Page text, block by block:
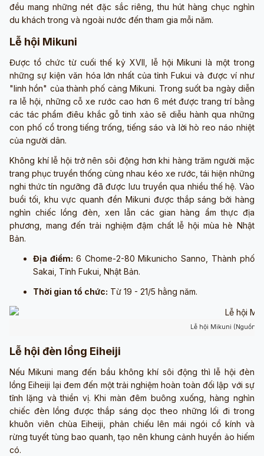
đều mang những nét đặc sắc riêng, thu hút hàng chục nghìn
du khách trong và ngoài nước đến tham gia mỗi năm.
Lễ hội Mikuni
Được tổ chức từ cuối thế kỷ XVII, lễ hội Mikuni là một trong
những sự kiện văn hóa lớn nhất của tỉnh Fukui và được ví như
"linh hồn" của thành phố cảng Mikuni. Trong suốt ba ngày diễn
ra lễ hội, những cỗ xe rước cao hơn 6 mét được trang trí bằng
các tác phẩm điêu khắc gỗ tinh xảo sẽ diễu hành qua những
con phố cổ trong tiếng trống, tiếng sáo và lời hò reo náo nhiệt
của người dân.
Không khí lễ hội trở nên sôi động hơn khi hàng trăm người mặc
trang phục truyền thống cùng nhau kéo xe rước, tái hiện những
nghi thức tín ngưỡng đã được lưu truyền qua nhiều thế hệ. Vào
buổi tối, khu vực quanh đền Mikuni được thắp sáng bởi hàng
nghìn chiếc lồng đèn, xen lẫn các gian hàng ẩm thực địa
phương, mang đến trải nghiệm đậm chất lễ hội mùa hè Nhật
Bản.
Địa điểm: 6 Chome-2-80 Mikunicho Sanno, Thành phố
Sakai, Tỉnh Fukui, Nhật Bản.
Thời gian tổ chức: Từ 19 - 21/5 hằng năm.
Lễ hội Mikuni (Nguồn:
Lễ hội đèn lồng Eiheiji
Nếu Mikuni mang đến bầu không khí sôi động thì lễ hội đèn
lồng Eiheiji lại đem đến một trải nghiệm hoàn toàn đối lập với sự
tĩnh lặng và thiền vị. Khi màn đêm buông xuống, hàng nghìn
chiếc đèn lồng được thắp sáng dọc theo những lối đi trong
khuôn viên chùa Eiheiji, phản chiếu lên mái ngói cổ kính và
rừng tuyết tùng bao quanh, tạo nên khung cảnh huyền ảo hiếm
có.